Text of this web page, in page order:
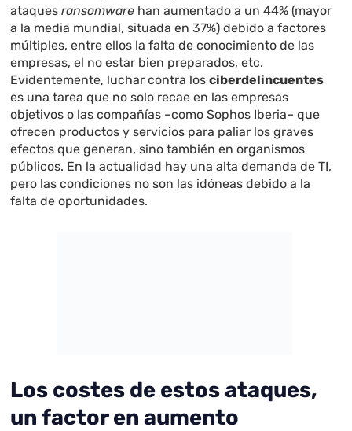
ataquesransomware han aumentado a un 44% (mayor
a la media mundial, situada en 37%) debido a factores
múltiples, entre ellos la falta de conocimiento de las
empresas, el no estar bien preparados, etc.
Evidentemente, luchar contra losciberdelincuentes
es una tarea que no solo recae en las empresas
objetivos o las compañías –como Sophos Iberia– que
ofrecen productos y servicios para paliar los graves
efectos que generan, sino también en organismos
públicos. En la actualidad hay una alta demanda de TI,
pero las condiciones no son las idóneas debido a la
falta de oportunidades.
Los costes de estos ataques,
un factor en aumento